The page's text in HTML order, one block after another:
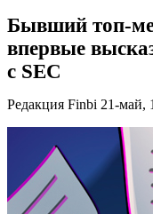
Бывший топ-
впервые
с SEC
Редакция Finbi 21-май,